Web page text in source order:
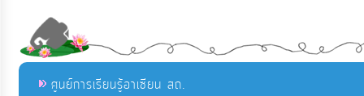
ศูนย์การเรียนรู้อาเซียน สถ.